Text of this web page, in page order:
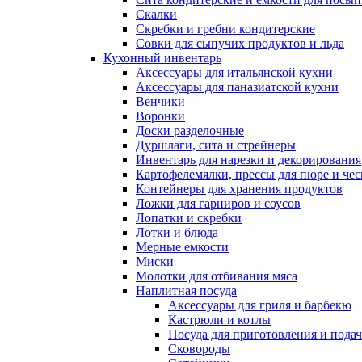
Скалки
Скребки и гребни кондитерские
Совки для сыпучих продуктов и льда
Кухонный инвентарь
Аксессуары для итальянской кухни
Аксессуары для паназиатской кухни
Венчики
Воронки
Доски разделочные
Дуршлаги, сита и стрейнеры
Инвентарь для нарезки и декорирования
Картофелемялки, прессы для пюре и
Контейнеры для хранения продуктов
Ложки для гарниров и соусов
Лопатки и скребки
Лотки и блюда
Мерные емкости
Миски
Молотки для отбивания мяса
Наплитная посуда
Аксессуары для гриля и барбекю
Кастрюли и котлы
Посуда для приготовления и
Сковороды